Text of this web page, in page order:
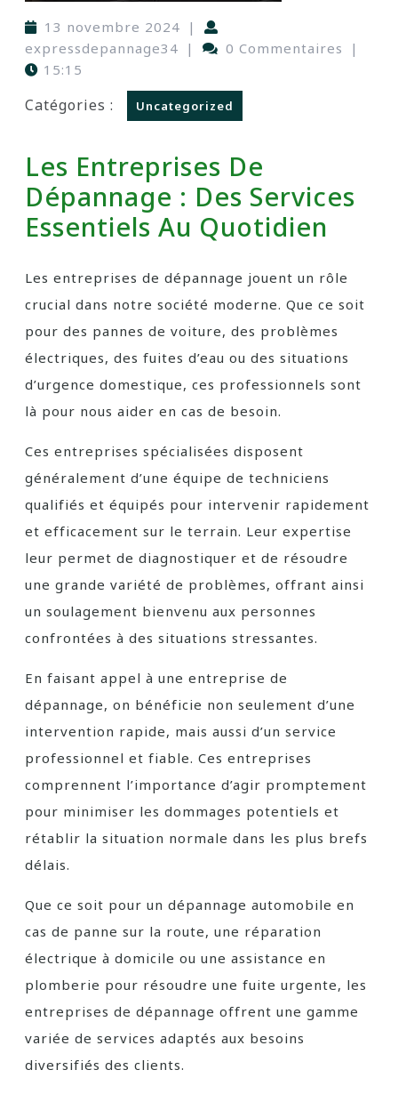
13 novembre 2024 |
expressdepannage34 | 0 Commentaires
|
15:15
Catégories : Uncategorized
Les Entreprises De
Dépannage : Des Services
Essentiels Au Quotidien
Les entreprises de dépannage jouent un rôle
crucial dans notre société moderne. Que ce soit
pour des pannes de voiture, des problèmes
électriques, des fuites d’eau ou des situations
d’urgence domestique, ces professionnels sont
là pour nous aider en cas de besoin.
Ces entreprises spécialisées disposent
généralement d’une équipe de techniciens
qualifiés et équipés pour intervenir rapidement
et efficacement sur le terrain. Leur expertise
leur permet de diagnostiquer et de résoudre
une grande variété de problèmes, offrant ainsi
un soulagement bienvenu aux personnes
confrontées à des situations stressantes.
En faisant appel à une entreprise de
dépannage, on bénéficie non seulement d’une
intervention rapide, mais aussi d’un service
professionnel et fiable. Ces entreprises
comprennent l’importance d’agir promptement
pour minimiser les dommages potentiels et
rétablir la situation normale dans les plus brefs
délais.
Que ce soit pour un dépannage automobile en
cas de panne sur la route, une réparation
électrique à domicile ou une assistance en
plomberie pour résoudre une fuite urgente, les
entreprises de dépannage offrent une gamme
variée de services adaptés aux besoins
diversifiés des clients.